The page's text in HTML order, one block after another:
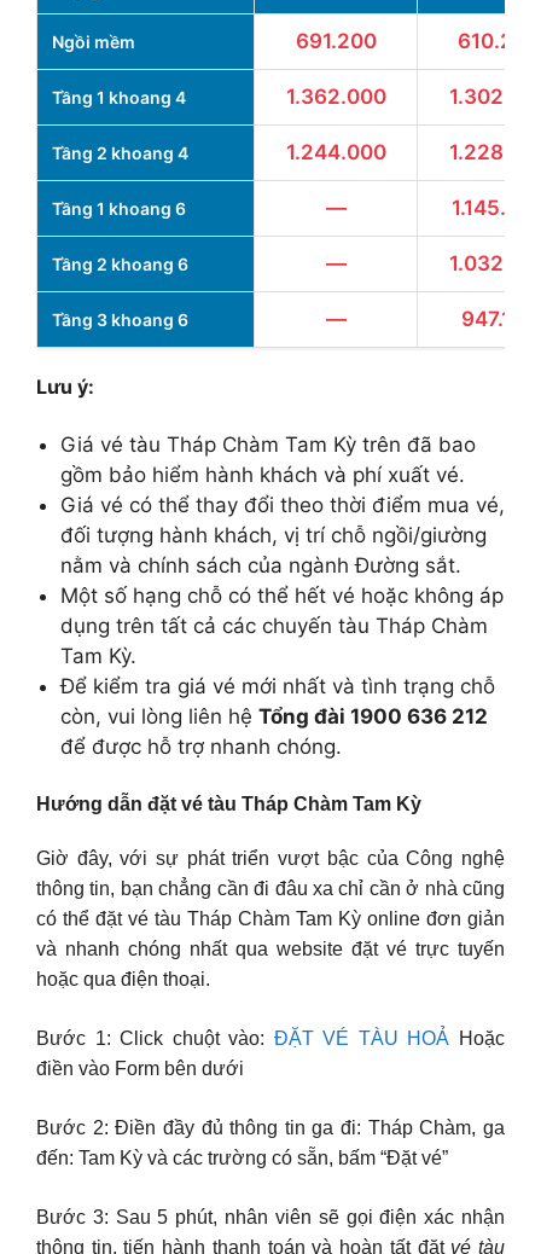
Ngồi mềm 691.200 610.200
Tầng 1 khoang 4 1.362.000
Tầng 2 khoang 4 1.244.000
Tầng 1 khoang 6 —
Tầng 2 khoang 6 —
Tầng 3 khoang 6 — 947.160
Lưu ý:
Giá vé tàu Tháp Chàm Tam Kỳ trên đã bao
gồm bảo hiểm hành khách và phí xuất vé.
Giá vé có thể thay đổi theo thời điểm mua vé,
đối tượng hành khách, vị trí chỗ ngồi/giường
nằm và chính sách của ngành Đường sắt.
Một số hạng chỗ có thể hết vé hoặc không áp
dụng trên tất cả các chuyến tàu Tháp Chàm
Tam Kỳ.
Để kiểm tra giá vé mới nhất và tình trạng chỗ
còn, vui lòng liên hệ Tổng đài 1900 636 212
để được hỗ trợ nhanh chóng.
Hướng dẫn đặt vé tàu Tháp Chàm Tam Kỳ
Giờ đây, với sự phát triển vượt bậc của Công nghệ
thông tin, bạn chẳng cần đi đâu xa chỉ cần ở nhà cũng
có thể đặt vé tàu Tháp Chàm Tam Kỳ online đơn giản
và nhanh chóng nhất qua website đặt vé trực tuyến
hoặc qua điện thoại.
Bước 1: Click chuột vào: ĐẶT VÉ TÀU HOẢ Hoặc
điền vào Form bên dưới
Bước 2: Điền đầy đủ thông tin ga đi: Tháp Chàm, ga
đến: Tam Kỳ và các trường có sẵn, bấm “Đặt vé”
Bước 3: Sau 5 phút, nhân viên sẽ gọi điện xác nhận
thông tin, tiến hành thanh toán và hoàn tất đặt vé tàu